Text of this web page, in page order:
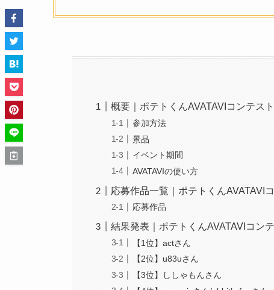
概要｜ポテトくんAVATAVIコンテスト
参加方法
景品
イベント期間
AVATAVIの使い方
応募作品一覧｜ポテトくんAVATAVI
応募作品
結果発表｜ポテトくんAVATAVIコン
【1位】actさん
【2位】u83uさん
【3位】ししゃもんさん